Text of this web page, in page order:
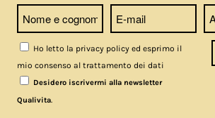
Ho letto la privacy policy ed esprimo il
mio consenso al trattamento dei dati
Desidero iscrivermi alla newsletter
Qualivita